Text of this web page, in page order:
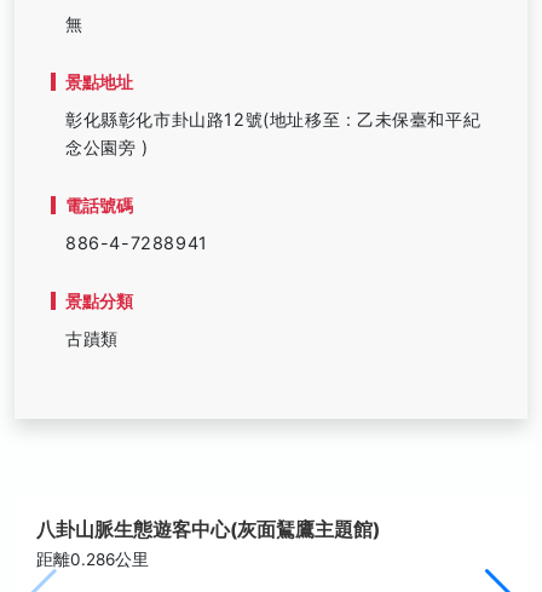
無
景點地址
彰化縣彰化市卦山路12號(地址移至 : 乙未保臺和平紀
念公園旁 )
電話號碼
886-4-7288941
景點分類
古蹟類
八卦山脈生態遊客中心(灰面鵟鷹主題館)
距離0.286公里